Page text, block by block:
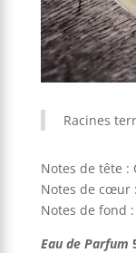
Racines
Notes de tête :
Notes de cœur
Notes de fond
Eau de Parfum